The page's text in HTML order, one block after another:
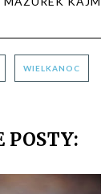
WIELKANOC
POSTY: